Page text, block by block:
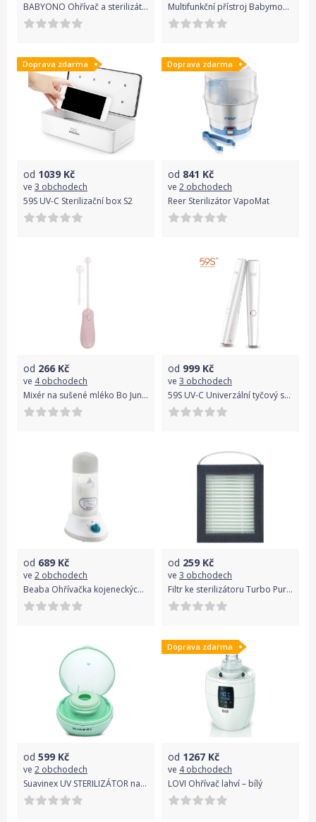
BABYONO Ohřívač a sterilizátor digitální HONEY
Multifunkční přístroj Babymoov Nutribaby + Industrial Grey + Foodii
Doprava zdarma
od 1039 Kč
ve 3 obchodech
59S UV-C Sterilizační box S2
Doprava zdarma
od 841 Kč
ve 2 obchodech
Reer Sterilizátor VapoMat
od 266 Kč
ve 4 obchodech
Mixér na sušené mléko Bo Jungle B-Powder Mixer Pink 2021
od 999 Kč
ve 3 obchodech
59S UV-C Univerzální tyčový sterilizátor X5
od 689 Kč
ve 2 obchodech
Beaba Ohřívačka kojeneckých lahví EXPRES šedá/modrá
od 259 Kč
ve 3 obchodech
Filtr ke sterilizátoru Turbo Pure Babymoov HEPA
od 599 Kč
ve 2 obchodech
Suavinex UV STERILIZÁTOR na dudlíky SUAVINEX UV STERILIZÁTOR na dudlíky - ZELENÝ
Doprava zdarma
od 1267 Kč
ve 4 obchodech
LOVI Ohřívač lahví – bílý